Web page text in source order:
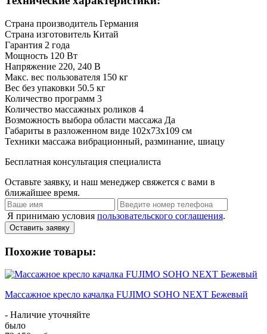
Страна производитель Германия
Страна изготовитель Китай
Гарантия 2 года
Мощность 120 Вт
Напряжение 220, 240 В
Макс. вес пользователя 150 кг
Вес без упаковки 50.5 кг
Количество программ 3
Количество массажных роликов 4
Возможность выбора области массажа Да
Габариты в разложенном виде 102х73х109 см
Техники массажа вибрационный, разминание, шиацу
Бесплатная консультация специалиста
Оставьте заявку, и наш менеджер свяжется с вами в
ближайшее время.
Я принимаю условия пользовательского соглашения.
Оставить заявку
Похожие товары:
Массажное кресло качалка FUJIMO SOHO NEXT Бежевый
- Наличие уточняйте
было